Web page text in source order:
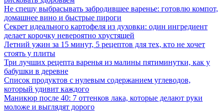
Не спешу выбрасывать забродившее варенье: готовлю компот,
домашнее вино и быстрые пироги
Секрет идеального картофеля из духовки: один ингредиент
делает корочку невероятно хрустящей
Летний ужин за 15 минут, 5 рецептов для тех, кто не хочет
стоять у плиты
Три лучших рецепта варенья из малины пятиминутки, как у
бабушки в деревне
Список продуктов с нулевым содержанием углеводов,
который удивит каждого
Маникюр после 40: 7 оттенков лака, которые делают руки
моложе и выглядят дорого